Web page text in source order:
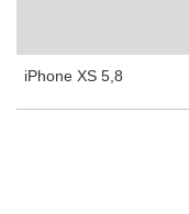
iPhone XS 5,8